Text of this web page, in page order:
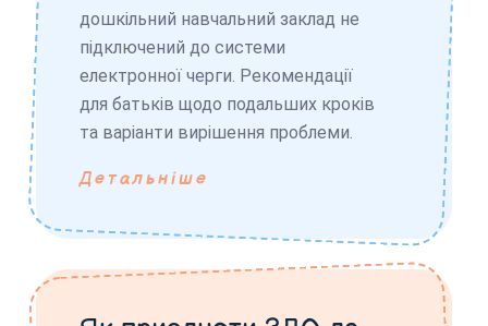
дошкільний навчальний заклад не
підключений до системи
електронної черги. Рекомендації
для батьків щодо подальших кроків
та варіанти вирішення проблеми.
Детальніше